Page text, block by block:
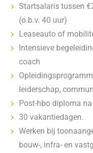
Startsalaris tussen
(o.b.v. 40 uur)
Leaseauto of
Intensieve
coach
leiderschap,
Post-hbo diploma
30 vakantiedagen.
Werken bij
bouw-, infra- en